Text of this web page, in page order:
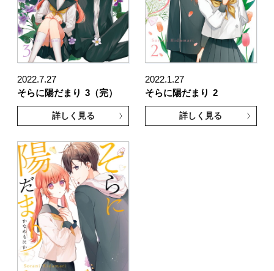
2022.7.27
そらに陽だまり 3（完）
詳しく見る
2022.1.27
そらに陽だまり 2
詳しく見る